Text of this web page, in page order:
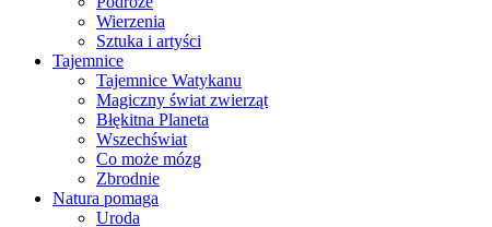
Wierzenia
Sztuka i artyści
Tajemnice
Tajemnice Watykanu
Magiczny świat zwierząt
Błękitna Planeta
Wszechświat
Co może mózg
Zbrodnie
Natura pomaga
Uroda